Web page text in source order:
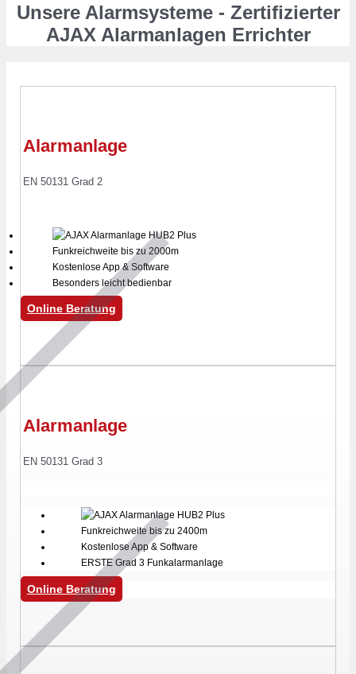
Unsere Alarmsysteme - Zertifizierter
AJAX Alarmanlagen Errichter
Alarmanlage
EN 50131 Grad 2
Funkreichweite bis zu 2000m
Kostenlose App & Software
Besonders leicht bedienbar
Online Beratung
Alarmanlage
EN 50131 Grad 3
Funkreichweite bis zu 2400m
Kostenlose App & Software
ERSTE Grad 3 Funkalarmanlage
Online Beratung